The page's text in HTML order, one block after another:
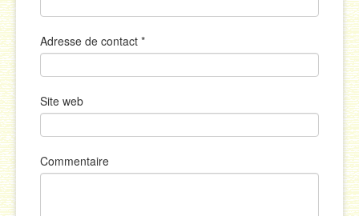
Adresse de contact *
Site web
Commentaire